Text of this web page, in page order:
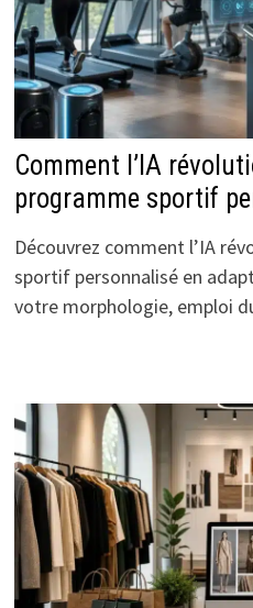
Comment l’IA
programme sportif
Découvrez comment l’IA
sportif personnalisé en
votre morphologie, emploi